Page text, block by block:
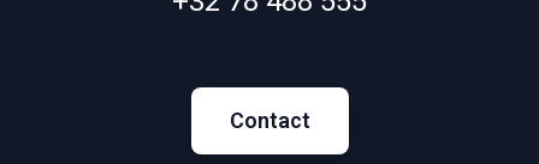
Contact